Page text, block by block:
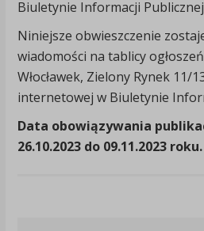
Biuletynie Informacji
Niniejsze obwieszczenie
wiadomości na tablicy
Włocławek, Zielony Rynek 11/
internetowej w Biuletynie
Data obowiązywania
26.10.2023 do 09.11.2023 roku.